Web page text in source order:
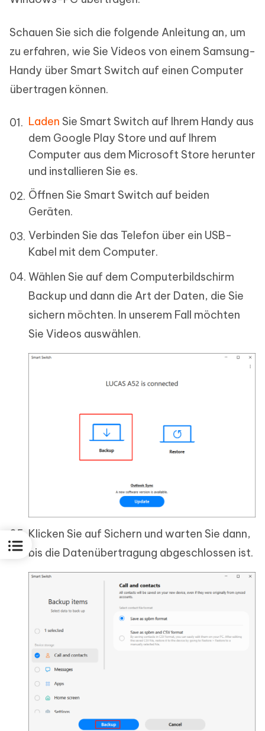
Schauen Sie sich die folgende Anleitung an, um
zu erfahren, wie Sie Videos von einem Samsung-
Handy über Smart Switch auf einen Computer
übertragen können.
Laden Sie Smart Switch auf Ihrem Handy aus
dem Google Play Store und auf Ihrem
Computer aus dem Microsoft Store herunter
und installieren Sie es.
Öffnen Sie Smart Switch auf beiden
Geräten.
Verbinden Sie das Telefon über ein USB-
Kabel mit dem Computer.
Wählen Sie auf dem Computerbildschirm
Backup und dann die Art der Daten, die Sie
sichern möchten. In unserem Fall möchten
Sie Videos auswählen.
Klicken Sie auf Sichern und warten Sie dann,
bis die Datenübertragung abgeschlossen ist.